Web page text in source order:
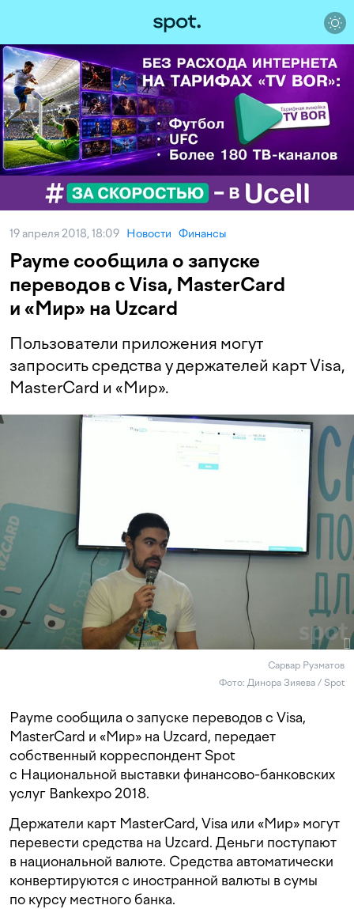
19 апреля 2018, 18:09 Новости Финансы
Payme сообщила о запуске
переводов с Visa, MasterCard
и «Мир» на Uzcard
Пользователи приложения могут
запросить средства у держателей карт Visa,
MasterCard и «Мир».
Сарвар Рузматов
Фото: Динора Зияева / Spot
Payme сообщила о запуске переводов с Visa,
MasterCard и «Мир» на Uzcard, передает
собственный корреспондент Spot
с Национальной выставки финансово-банковских
услуг Bankexpo 2018.
Держатели карт MasterCard, Visa или «Мир» могут
перевести средства на Uzcard. Деньги поступают
в национальной валюте. Средства автоматически
конвертируются с иностранной валюты в сумы
по курсу местного банка.